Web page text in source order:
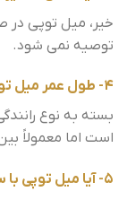
خیر، میل توپی در
توصیه نمی شود.
4- طول عمر میل توپی چقدر است؟
بسته به نوع
است اما معمولاً بین 100 تا 150 هزار کیلومتر دوام
5- آیا میل توپی با سایر مدل های پژو سازگار است؟